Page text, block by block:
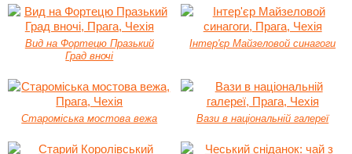
Вид на Фортецю Празький
Град вночі
Інтер'єр Майзеловой синагоги
Староміська мостова вежа Вази в національній галереї